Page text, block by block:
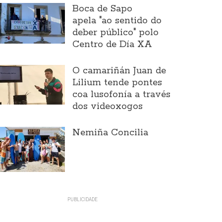
Boca de Sapo
apela "ao sentido do
deber público" polo
Centro de Día XA
O camariñán Juan de
Lilium tende pontes
coa lusofonía a través
dos videoxogos
Nemiña Concilia